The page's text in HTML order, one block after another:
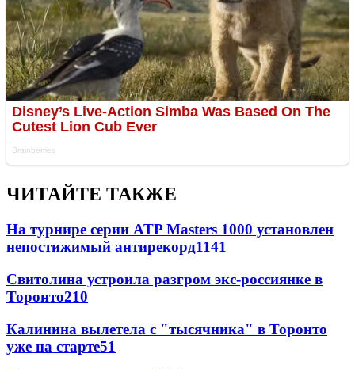
ЧИТАЙТЕ ТАКЖЕ
На турнире серии ATP Masters 1000 установлен
непостижимый антирекорд1141
Свитолина устроила разгром экс-россиянке в
Торонто210
Калинина вылетела с "тысячника" в Торонто
уже на старте51